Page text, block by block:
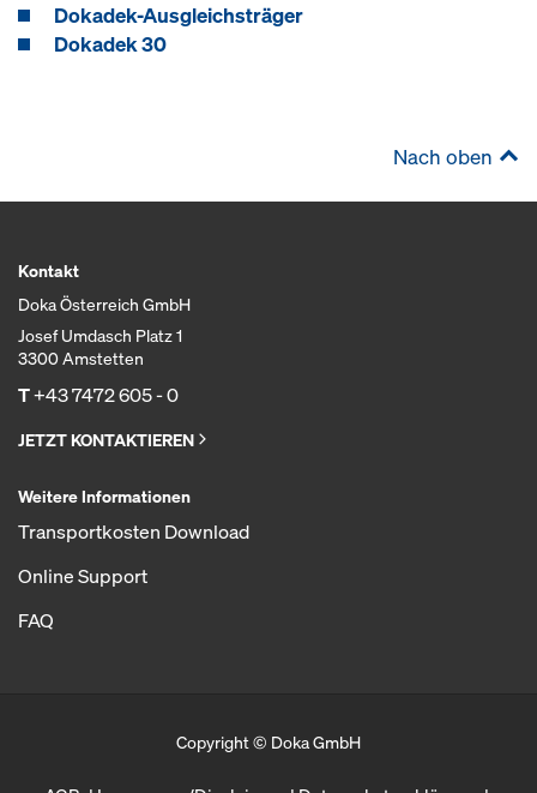
Dokadek-Ausgleichsträger
Dokadek 30
Nach oben
Kontakt
Doka Österreich GmbH
Josef Umdasch Platz 1
3300 Amstetten
T+43 7472 605 - 0
JETZT KONTAKTIEREN
Weitere Informationen
Transportkosten Download
Online Support
FAQ
Copyright © Doka GmbH